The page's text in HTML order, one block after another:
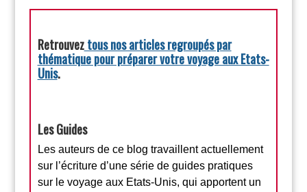
Retrouveztous nos articles regroupés par
thématique pour préparer votre voyage aux Etats-
Unis.
Les Guides
Les auteurs de ce blog travaillent actuellement
sur l’écriture d’une série de guides pratiques
sur le voyage aux Etats-Unis, qui apportent un